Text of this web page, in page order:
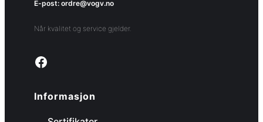
E-post: ordre@vogv.no
Når kvalitet og service gjelder.
Link to facebook page
Informasjon